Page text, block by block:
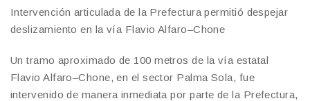
Intervención articulada de la Prefectura permitió despejar
deslizamiento en la vía Flavio Alfaro–Chone
Un tramo aproximado de 100 metros de la vía estatal
Flavio Alfaro–Chone, en el sector Palma Sola, fue
intervenido de manera inmediata por parte de la Prefectura,